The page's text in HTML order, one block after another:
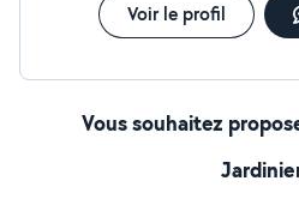
Voir le profil
Vous souhaitez